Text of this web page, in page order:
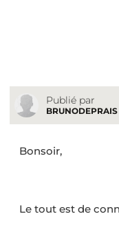
Publié par
BRUNODEPRAIS
Bonsoir,
Le tout est de